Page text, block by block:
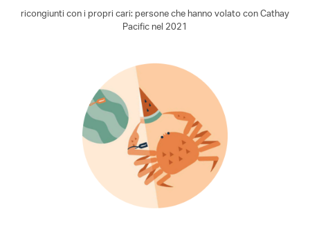
ricongiunti con i propri cari: persone che hanno volato con Cathay
Pacific nel 2021